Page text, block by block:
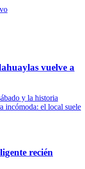
vuelve a
y la historia
incómoda: el local suele
recién